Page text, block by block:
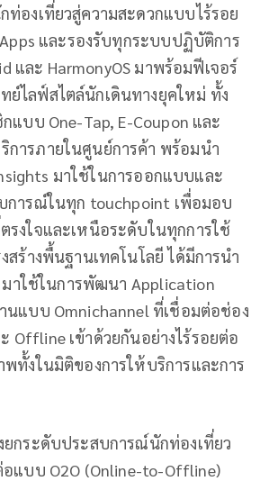
องเที่ยวสู่ความสะดวกแบบไร้รอย
และรองรับทุกระบบปฏิบัติการ
และ HarmonyOS มาพร้อมฟีเจอร์
ไลฟ์สไตล์นักเดินทางยุคใหม่ ทั้ง
แบบ One-Tap, E-Coupon และ
การภายในศูนย์การค้า พร้อมนำ
มาใช้ในการออกแบบและ
การณ์ในทุก touchpoint เพื่อมอบ
งใจและเหนือระดับในทุกการใช้
สร้างพื้นฐานเทคโนโลยี ได้มีการนำ
มาใช้ในการพัฒนา Application
นแบบ Omnichannel ที่เชื่อมต่อช่อง
Offline เข้าด้วยกันอย่างไร้รอยต่อ
ทั้งในมิติของการให้บริการและการ
กระดับประสบการณ์นักท่องเที่ยว
แบบ O2O (Online-to-Offline)